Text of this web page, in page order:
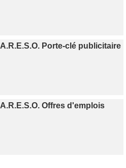
A.R.E.S.O. Porte-clé publicitaire
A.R.E.S.O. Offres d'emplois